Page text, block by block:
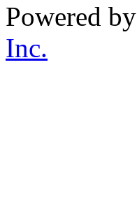
Powered by
Inc.